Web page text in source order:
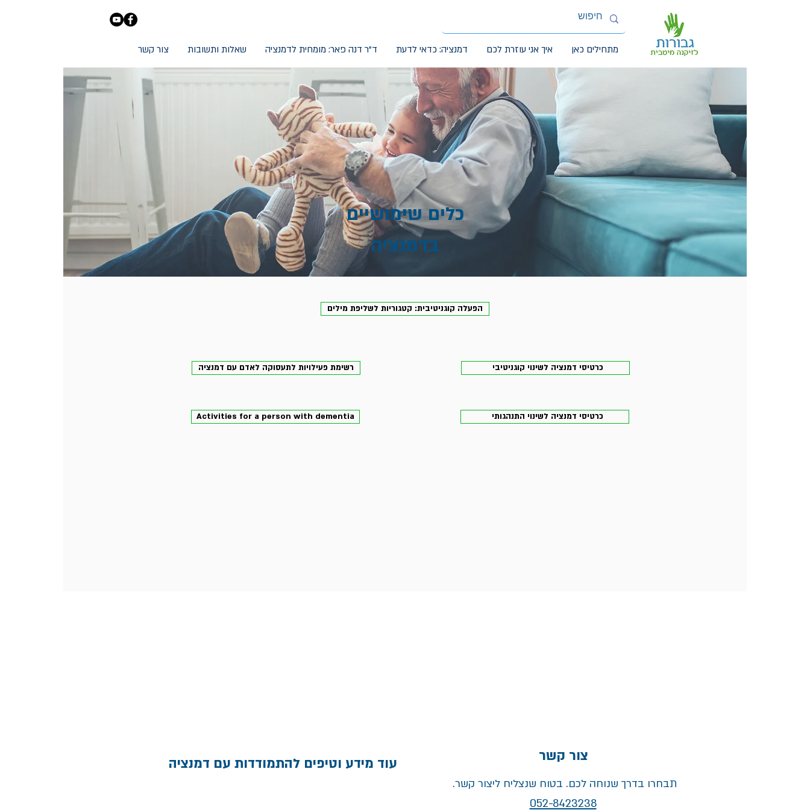
מתחילים כאן איך אני עוזרת לכם דמנציה: כדאי לדעת ד"ר דנה פאר: מומחית לדמנציה שאלות ותשובות צור קשר
כלים שימושיים
בדמנציה
הפעלה קוגניטיבית: קטגוריות לשליפת מילים
רשימת פעילויות לתעסוקה לאדם עם דמנציה
Activities for a person with dementia
כרטיסי דמנציה לשינוי קוגניטיבי
כרטיסי דמנציה לשינוי התנהגותי
צור קשר
תבחרו בדרך שנוחה לכם. בטוח שנצליח ליצור קשר.
052-8423238
עוד מידע וטיפים להתמודדות עם דמנציה